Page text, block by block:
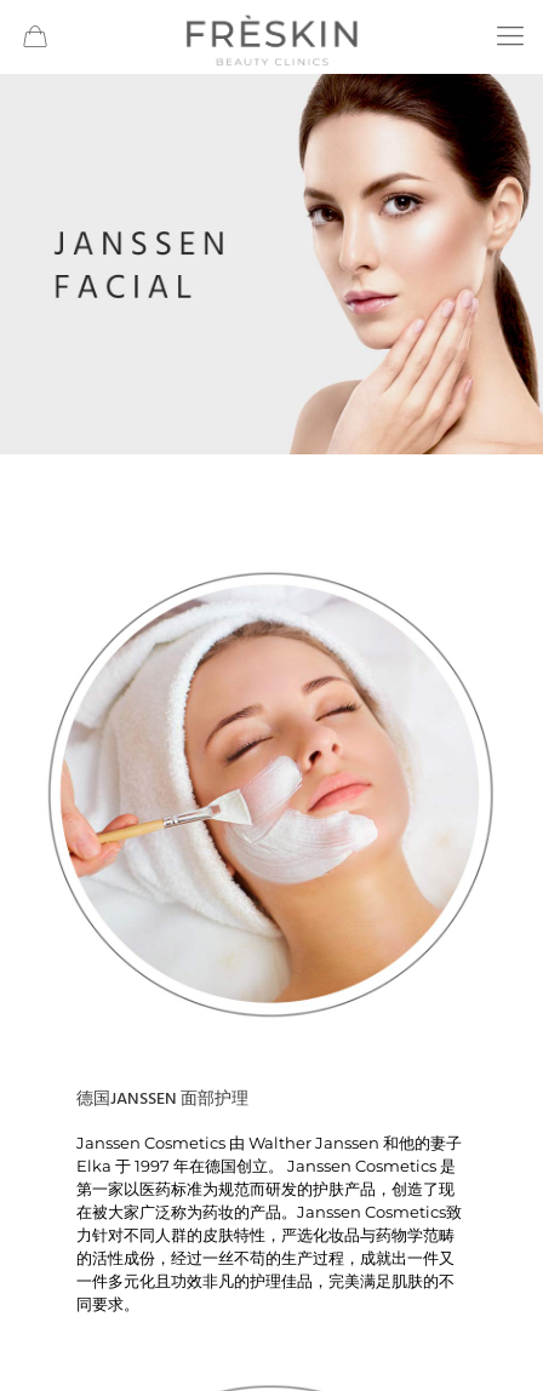
德国JANSSEN 面部护理
Janssen Cosmetics 由 Walther Janssen 和他的妻子
Elka 于 1997 年在德国创立。 Janssen Cosmetics 是
第一家以医药标准为规范而研发的护肤产品，创造了现
在被大家广泛称为药妆的产品。Janssen Cosmetics致
力针对不同人群的皮肤特性，严选化妆品与药物学范畴
的活性成份，经过一丝不苟的生产过程，成就出一件又
一件多元化且功效非凡的护理佳品，完美满足肌肤的不
同要求。